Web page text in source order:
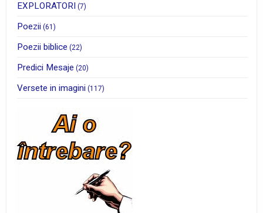
EXPLORATORI (7)
Poezii (61)
Poezii biblice (22)
Predici Mesaje (20)
Versete in imagini (117)